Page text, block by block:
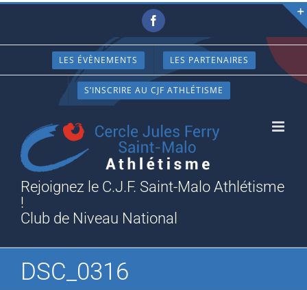
Passer
contenu
Facebook
LES ÉVÈNEMENTS LES PARTENAIRES
S’INSCRIRE AU CJF ATHLÉTISME
Rejoignez le C.J.F. Saint-Malo Athlétisme
!
Club de Niveau National
DSC_0316